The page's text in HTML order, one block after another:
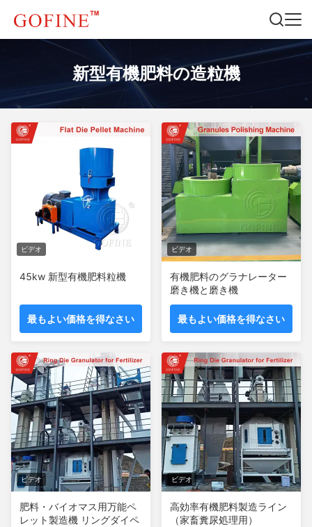
新型有機肥料の造粒機
ビデオ
45kw 新型有機肥料粒機
最もよい価格を得なさい
ビデオ
有機肥料のグラナレーター
磨き機と磨き機
最もよい価格を得なさい
ビデオ
肥料・バイオマス用万能ペ
レット製造機 リングダイペ
ビデオ
高効率有機肥料製造ライン
（家畜糞尿処理用）